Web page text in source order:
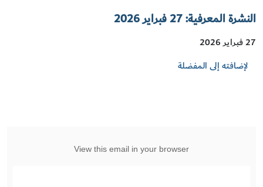
النشرة المعرفية: 27 فبراير 2026
27 فبراير 2026
لإضافته إلى المفضلة
View this email in your browser